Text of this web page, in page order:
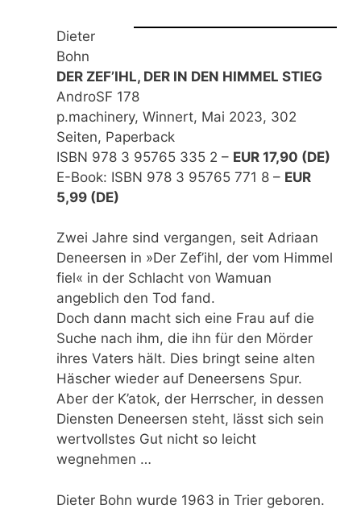
Dieter
Bohn
DER ZEF’IHL, DER IN DEN HIMMEL STIEG
AndroSF 178
p.machinery, Winnert, Mai 2023, 302
Seiten, Paperback
ISBN 978 3 95765 335 2 – EUR 17,90 (DE)
E-Book: ISBN 978 3 95765 771 8 – EUR
5,99 (DE)
Zwei Jahre sind vergangen, seit Adriaan
Deneersen in »Der Zef’ihl, der vom Himmel
fiel« in der Schlacht von Wamuan
angeblich den Tod fand.
Doch dann macht sich eine Frau auf die
Suche nach ihm, die ihn für den Mörder
ihres Vaters hält. Dies bringt seine alten
Häscher wieder auf Deneersens Spur.
Aber der K’atok, der Herrscher, in dessen
Diensten Deneersen steht, lässt sich sein
wertvollstes Gut nicht so leicht
wegnehmen …
Dieter Bohn wurde 1963 in Trier geboren.